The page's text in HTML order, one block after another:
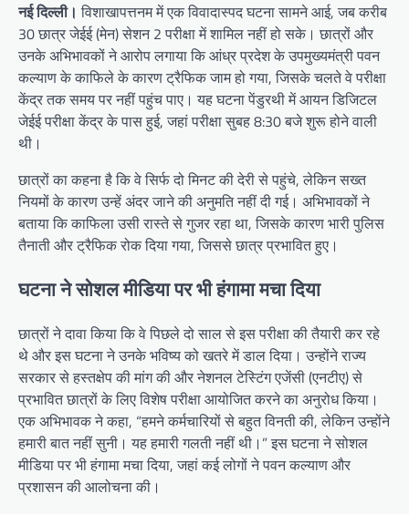
नई दिल्ली। विशाखापत्तनम में एक विवादास्पद घटना सामने आई, जब करीब
30 छात्र जेईई (मेन) सेशन 2 परीक्षा में शामिल नहीं हो सके। छात्रों और
उनके अभिभावकों ने आरोप लगाया कि आंध्र प्रदेश के उपमुख्यमंत्री पवन
कल्याण के काफिले के कारण ट्रैफिक जाम हो गया, जिसके चलते वे परीक्षा
केंद्र तक समय पर नहीं पहुंच पाए। यह घटना पेंडुरथी में आयन डिजिटल
जेईई परीक्षा केंद्र के पास हुई, जहां परीक्षा सुबह 8:30 बजे शुरू होने वाली
थी।
छात्रों का कहना है कि वे सिर्फ दो मिनट की देरी से पहुंचे, लेकिन सख्त
नियमों के कारण उन्हें अंदर जाने की अनुमति नहीं दी गई। अभिभावकों ने
बताया कि काफिला उसी रास्ते से गुजर रहा था, जिसके कारण भारी पुलिस
तैनाती और ट्रैफिक रोक दिया गया, जिससे छात्र प्रभावित हुए।
घटना ने सोशल मीडिया पर भी हंगामा मचा दिया
छात्रों ने दावा किया कि वे पिछले दो साल से इस परीक्षा की तैयारी कर रहे
थे और इस घटना ने उनके भविष्य को खतरे में डाल दिया। उन्होंने राज्य
सरकार से हस्तक्षेप की मांग की और नेशनल टेस्टिंग एजेंसी (एनटीए) से
प्रभावित छात्रों के लिए विशेष परीक्षा आयोजित करने का अनुरोध किया।
एक अभिभावक ने कहा, “हमने कर्मचारियों से बहुत विनती की, लेकिन उन्होंने
हमारी बात नहीं सुनी। यह हमारी गलती नहीं थी।” इस घटना ने सोशल
मीडिया पर भी हंगामा मचा दिया, जहां कई लोगों ने पवन कल्याण और
प्रशासन की आलोचना की।